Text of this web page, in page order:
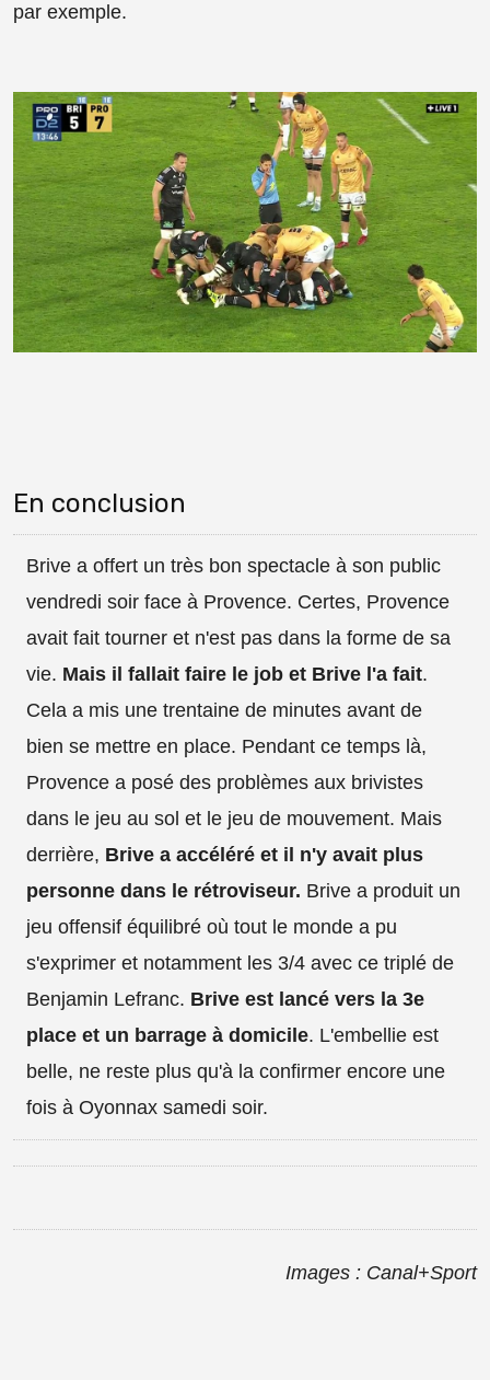
par exemple.
En conclusion
Brive a offert un très bon spectacle à son public
vendredi soir face à Provence. Certes, Provence
avait fait tourner et n'est pas dans la forme de sa
vie. Mais il fallait faire le job et Brive l'a fait.
Cela a mis une trentaine de minutes avant de
bien se mettre en place. Pendant ce temps là,
Provence a posé des problèmes aux brivistes
dans le jeu au sol et le jeu de mouvement. Mais
derrière, Brive a accéléré et il n'y avait plus
personne dans le rétroviseur. Brive a produit un
jeu offensif équilibré où tout le monde a pu
s'exprimer et notamment les 3/4 avec ce triplé de
Benjamin Lefranc. Brive est lancé vers la 3e
place et un barrage à domicile. L'embellie est
belle, ne reste plus qu'à la confirmer encore une
fois à Oyonnax samedi soir.
Images : Canal+Sport